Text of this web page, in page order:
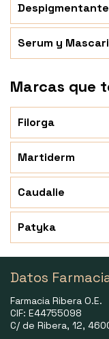
Despigmentante
Serum y
Marcas que
Filorga
Martiderm
Caudalie
Patyka
Datos
Farmacia Ribera O.E.
CIF: E44755098
C/ de Ribera, 12,